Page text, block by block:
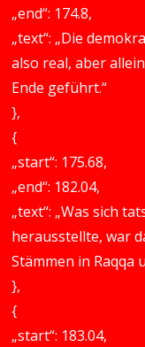
„end“: 174.8,
„text“: „Die
also real, aber
Ende geführt.“
},
{
„start“: 175.68,
„end“: 182.04,
„text“: „Was sich
herausstellte, war
Stämmen in Raqqa
},
{
„start“: 183.04,